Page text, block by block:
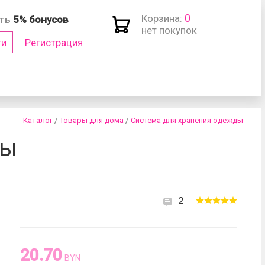
5% бонусов
Регистрация
Корзина: 0
нет покупок
Каталог / Товары для дома / Система для хранения одежды
2
20.70 BYN